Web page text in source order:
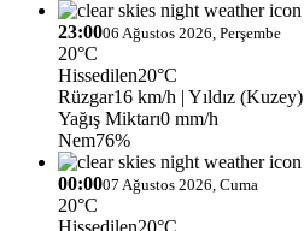
23:0006 Ağustos 2026, Perşembe
20°C
Hissedilen20°C
Rüzgar16 km/h | Yıldız (Kuzey)
Yağış Miktarı0 mm/h
Nem76%
00:0007 Ağustos 2026, Cuma
20°C
Hissedilen20°C